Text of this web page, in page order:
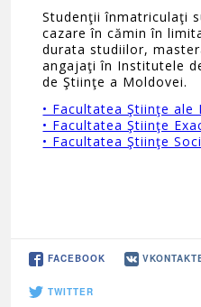
Studenţii înmatriculaţi
cazare în cămin în
durata studiilor,
angajaţi în Institutele
de Ştiinţe a Moldovei.
• Facultatea Ştiinţe ale
• Facultatea Ştiinţe
• Facultatea Ştiinţe
FACEBOOK
TWITTER